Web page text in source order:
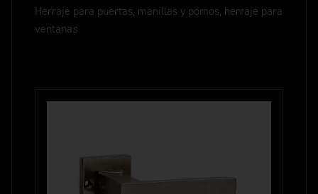
Herraje para puertas, manillas y pomos, herraje para
ventanas